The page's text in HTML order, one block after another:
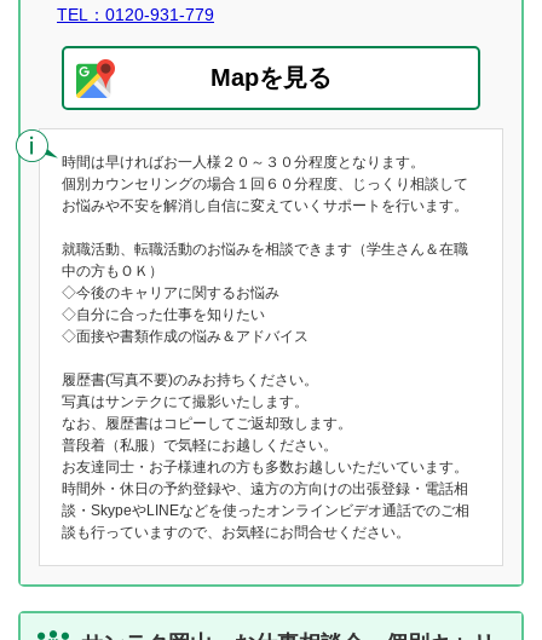
TEL：0120-931-779
Mapを見る
時間は早ければお一人様２０～３０分程度となります。
個別カウンセリングの場合１回６０分程度、じっくり相談して
お悩みや不安を解消し自信に変えていくサポートを行います。
就職活動、転職活動のお悩みを相談できます（学生さん＆在職
中の方もＯＫ）
◇今後のキャリアに関するお悩み
◇自分に合った仕事を知りたい
◇面接や書類作成の悩み＆アドバイス
履歴書(写真不要)のみお持ちください。
写真はサンテクにて撮影いたします。
なお、履歴書はコピーしてご返却致します。
普段着（私服）で気軽にお越しください。
お友達同士・お子様連れの方も多数お越しいただいています。
時間外・休日の予約登録や、遠方の方向けの出張登録・電話相
談・SkypeやLINEなどを使ったオンラインビデオ通話でのご相
談も行っていますので、お気軽にお問合せください。